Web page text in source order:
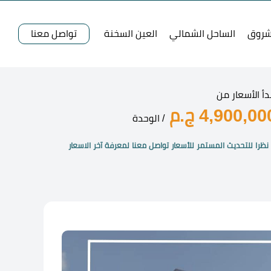
الساحل الشمالي العين السخنة تواصل معنا
الأسعار من
ج.م / الوحدة
نظرا للتحديث المستمر للأسعار تواصل معنا لمعرفة آخر الاسعار